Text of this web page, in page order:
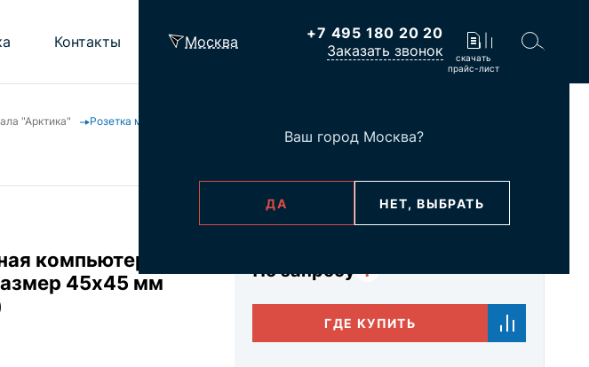
Контакты Москва
Ваш город Москва?
ДА НЕТ, ВЫБРАТЬ
+7 495 180 20 20
Заказать звонок
скачать
прайс-лист
"Арктика" Розетка модульная компьютерная RJ-45 двойная размер 45х45 мм белая (уп. 10 шт)
компьютерная
45х45 мм
В наличии
По запросу ?
ГДЕ КУПИТЬ